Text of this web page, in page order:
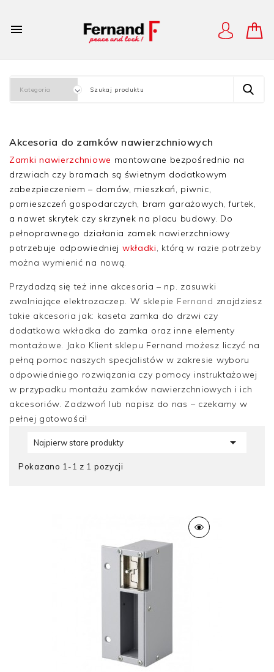

Akcesoria do zamków nawierzchniowych
Zamki nawierzchniowe montowane bezpośrednio na
drzwiach czy bramach są świetnym dodatkowym
zabezpieczeniem – domów, mieszkań, piwnic,
pomieszczeń gospodarczych, bram garażowych, furtek,
a nawet skrytek czy skrzynek na placu budowy. Do
pełnoprawnego działania zamek nawierzchniowy
potrzebuje odpowiedniej wkładki, którą w razie potrzeby
można wymienić na nową.
Przydadzą się też inne akcesoria – np. zasuwki
zwalniające elektrozaczep. W sklepie Fernand znajdziesz
takie akcesoria jak: kaseta zamka do drzwi czy
dodatkowa wkładka do zamka oraz inne elementy
montażowe. Jako Klient sklepu Fernand możesz liczyć na
pełną pomoc naszych specjalistów w zakresie wyboru
odpowiedniego rozwiązania czy pomocy instruktażowej
w przypadku montażu zamków nawierzchniowych i ich
akcesoriów. Zadzwoń lub napisz do nas – czekamy w
pełnej gotowości!
Najpierw stare produkty 
Pokazano 1-1 z 1 pozycji